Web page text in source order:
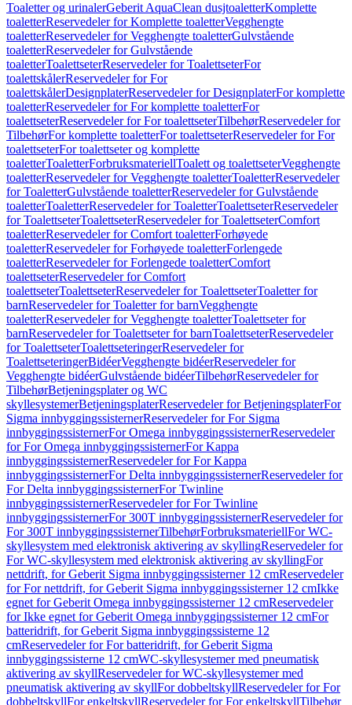
Toaletter og urinalerGeberit AquaClean dusjtoaletterKomplette
toaletterReservedeler for Komplette toaletterVegghengte
toaletterReservedeler for Vegghengte toaletterGulvstående
toaletterReservedeler for Gulvstående
toaletterToalettseterReservedeler for ToalettseterFor
toalettskålerReservedeler for For
toalettskålerDesignplaterReservedeler for DesignplaterFor komplette
toaletterReservedeler for For komplette toaletterFor
toalettseterReservedeler for For toalettseterTilbehørReservedeler for
TilbehørFor komplette toaletterFor toalettseterReservedeler for For
toalettseterFor toalettseter og komplette
toaletterToaletterForbruksmateriellToalett og toalettseterVegghengte
toaletterReservedeler for Vegghengte toaletterToaletterReservedeler
for ToaletterGulvstående toaletterReservedeler for Gulvstående
toaletterToaletterReservedeler for ToaletterToalettseterReservedeler
for ToalettseterToalettseterReservedeler for ToalettseterComfort
toaletterReservedeler for Comfort toaletterForhøyede
toaletterReservedeler for Forhøyede toaletterForlengede
toaletterReservedeler for Forlengede toaletterComfort
toalettseterReservedeler for Comfort
toalettseterToalettseterReservedeler for ToalettseterToaletter for
barnReservedeler for Toaletter for barnVegghengte
toaletterReservedeler for Vegghengte toaletterToalettseter for
barnReservedeler for Toalettseter for barnToalettseterReservedeler
for ToalettseterToalettseteringerReservedeler for
ToalettseteringerBidéerVegghengte bidéerReservedeler for
Vegghengte bidéerGulvstående bidéerTilbehørReservedeler for
TilbehørBetjeningsplater og WC
skyllesystemerBetjeningsplaterReservedeler for BetjeningsplaterFor
Sigma innbyggingssisternerReservedeler for For Sigma
innbyggingssisternerFor Omega innbyggingssisternerReservedeler
for For Omega innbyggingssisternerFor Kappa
innbyggingssisternerReservedeler for For Kappa
innbyggingssisternerFor Delta innbyggingssisternerReservedeler for
For Delta innbyggingssisternerFor Twinline
innbyggingssisternerReservedeler for For Twinline
innbyggingssisternerFor 300T innbyggingssisternerReservedeler for
For 300T innbyggingssisternerTilbehørForbruksmateriellFor WC-
skyllesystem med elektronisk aktivering av skyllingReservedeler for
For WC-skyllesystem med elektronisk aktivering av skyllingFor
nettdrift, for Geberit Sigma innbyggingssisterner 12 cmReservedeler
for For nettdrift, for Geberit Sigma innbyggingssisterner 12 cmIkke
egnet for Geberit Omega innbyggingssisterner 12 cmReservedeler
for Ikke egnet for Geberit Omega innbyggingssisterner 12 cmFor
batteridrift, for Geberit Sigma innbyggingssisterne 12
cmReservedeler for For batteridrift, for Geberit Sigma
innbyggingssisterne 12 cmWC-skyllesystemer med pneumatisk
aktivering av skyllReservedeler for WC-skyllesystemer med
pneumatisk aktivering av skyllFor dobbeltskyllReservedeler for For
dobbeltskyllFor enkeltskyllReservedeler for For enkeltskyllTilbehør